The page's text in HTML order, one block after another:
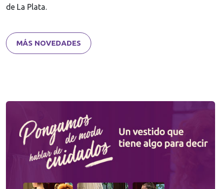
de La Plata.
MÁS NOVEDADES